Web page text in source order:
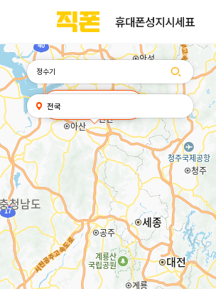
휴대폰성지시세표
검색어
내
위치
찾기
전국